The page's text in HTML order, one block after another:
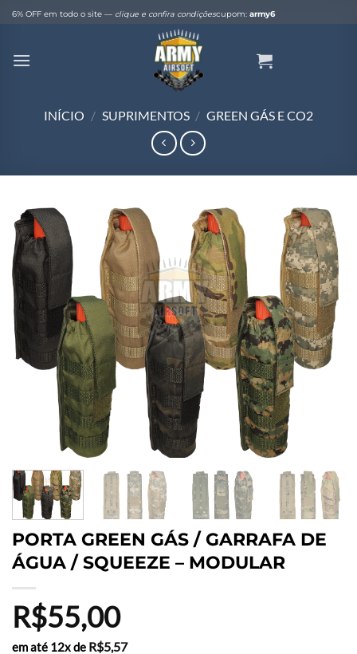
Skip6% OFF em todo o site — clique e confira condiçõescupom: army6
INÍCIO / SUPRIMENTOS / GREEN GÁS E CO2
PORTA GREEN GÁS / GARRAFA DE
ÁGUA / SQUEEZE – MODULAR
R$55,00
em até 12x de R$5,57